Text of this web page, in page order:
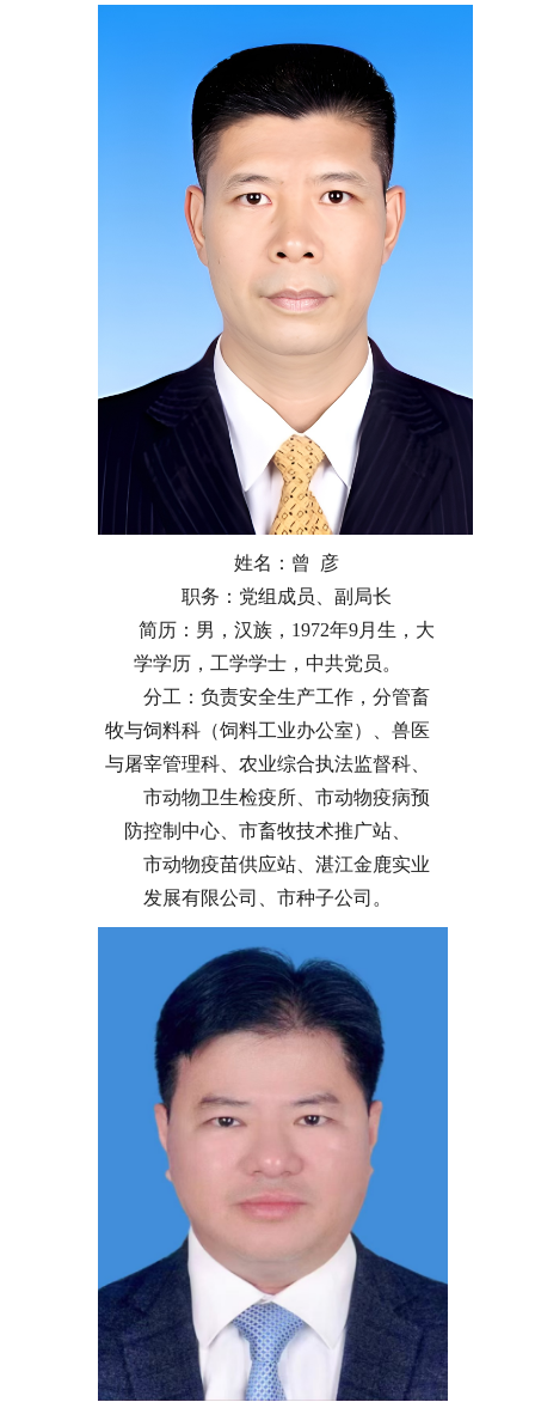
姓名：曾 彦
职务：党组成员、副局长
简历：男，汉族，1972年9月生，大
学学历，工学学士，中共党员。
分工：负责安全生产工作，分管畜
牧与饲料科（饲料工业办公室）、兽医
与屠宰管理科、农业综合执法监督科、
市动物卫生检疫所、市动物疫病预
防控制中心、市畜牧技术推广站、
市动物疫苗供应站、湛江金鹿实业
发展有限公司、市种子公司。